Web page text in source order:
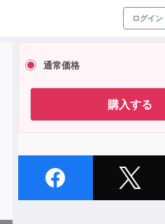
ログイン
通常価格
購入する